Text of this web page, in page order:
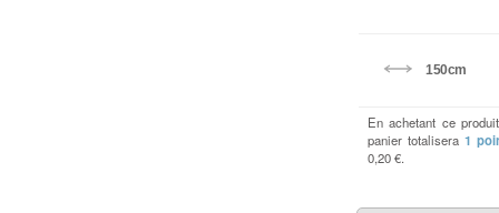
150cm
En achetant ce
panier totalisera 1
0,20 €.